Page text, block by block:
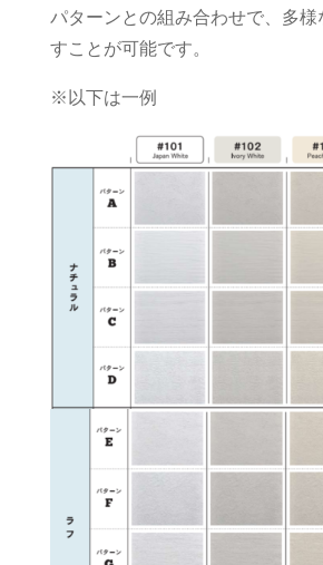
パターンとの組み合わせで、多様
すことが可能です。
※以下は一例